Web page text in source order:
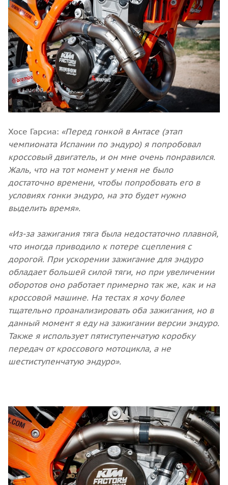
Хосе Гарсиа: «Перед гонкой в ​​Антасе (этап
чемпионата Испании по эндуро) я попробовал
кроссовый двигатель, и он мне очень понравился.
Жаль, что на тот момент у меня не было
достаточно времени, чтобы попробовать его в
условиях гонки эндуро, на это будет нужно
выделить время».
«Из-за зажигания тяга была недостаточно плавной,
что иногда приводило к потере сцепления с
дорогой. При ускорении зажигание для эндуро
обладает большей силой тяги, но при увеличении
оборотов оно работает примерно так же, как и на
кроссовой машине. На тестах я хочу более
тщательно проанализировать оба зажигания, но в
данный момент я еду на зажигании версии эндуро.
Также я использует пятиступенчатую коробку
передач от кроссового мотоцикла, а не
шестиступенчатую эндуро».